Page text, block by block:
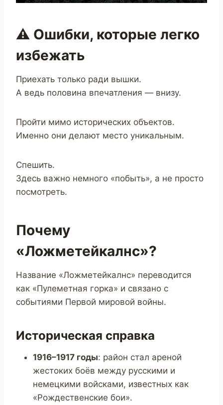
⚠️ Ошибки, которые легко
избежать
Приехать только ради вышки.
А ведь половина впечатления — внизу.
Пройти мимо исторических объектов.
Именно они делают место уникальным.
Спешить.
Здесь важно немного «побыть», а не просто
посмотреть.
Почему
«Ложметейкалнс»?
Название «Ложметейкалнс» переводится
как «Пулеметная горка» и связано с
событиями Первой мировой войны.
Историческая справка
1916–1917 годы: район стал ареной
жестоких боёв между русскими и
немецкими войсками, известных как
«Рождественские бои».